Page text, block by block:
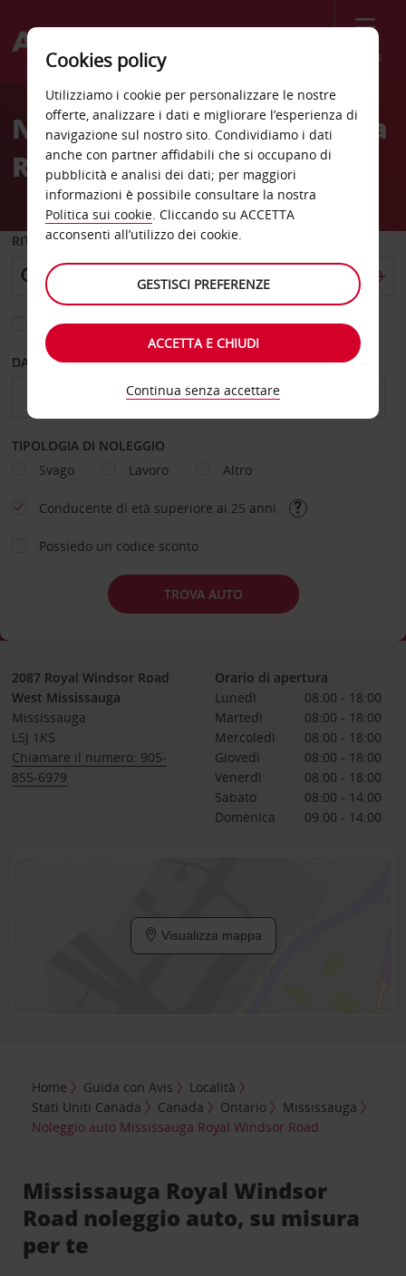
Menù
Welcome
AvisNoleggio auto Mississauga
Royal Windsor Road
RITIRO DA
Scegli una località di riconsegna diversa
DAL GIORNO AL GIORNO
TIPOLOGIA DI NOLEGGIO
Svago
Lavoro Altro
Conducente di età superiore ai 25 anni
Possiedo un codice sconto
TROVA AUTO
2087 Royal Windsor Road
West Mississauga
Mississauga
L5J 1K5
Chiamare il numero: 905-
855-6979
Orario di apertura
Lunedì
08:00 - 18:00
Martedì
08:00 - 18:00
Mercoledì
08:00 - 18:00
Giovedì
08:00 - 18:00
Venerdì
08:00 - 18:00
Sabato
08:00 - 14:00
Domenica
09:00 - 14:00
Visualizza mappa
Home Guida con Avis
Località
Stati Uniti Canada
Canada Ontario
Mississauga
Noleggio auto Mississauga Royal Windsor Road
Mississauga Royal Windsor
Road noleggio auto, su misura
per te
Cookies policy
Utilizziamo i cookie per personalizzare le nostre
offerte, analizzare i dati e migliorare l’esperienza di
navigazione sul nostro sito. Condividiamo i dati
anche con partner affidabili che si occupano di
pubblicità e analisi dei dati; per maggiori
informazioni è possibile consultare la nostra
Politica sui cookie. Cliccando su ACCETTA
acconsenti all’utilizzo dei cookie.
GESTISCI PREFERENZE
ACCETTA E CHIUDI
Continua senza accettare